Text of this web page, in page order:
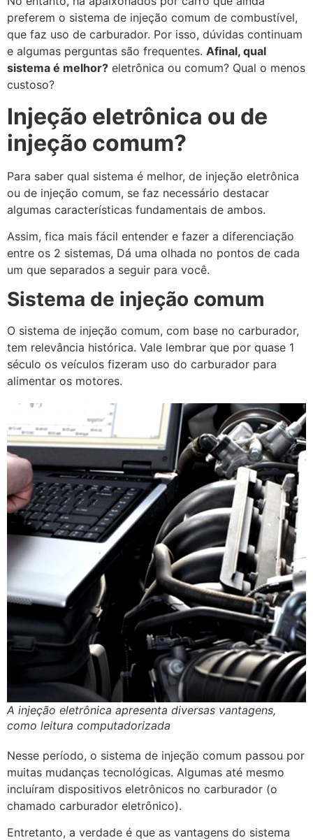
preferem o sistema de injeção comum de combustível,
que faz uso de carburador. Por isso, dúvidas continuam
e algumas perguntas são frequentes. Afinal, qual
sistema é melhor? eletrônica ou comum? Qual o menos
custoso?
Injeção eletrônica ou de
injeção comum?
Para saber qual sistema é melhor, de injeção eletrônica
ou de injeção comum, se faz necessário destacar
algumas características fundamentais de ambos.
Assim, fica mais fácil entender e fazer a diferenciação
entre os 2 sistemas, Dá uma olhada no pontos de cada
um que separados a seguir para você.
Sistema de injeção comum
O sistema de injeção comum, com base no carburador,
tem relevância histórica. Vale lembrar que por quase 1
século os veículos fizeram uso do carburador para
alimentar os motores.
A injeção eletrônica apresenta diversas vantagens,
como leitura computadorizada
Nesse período, o sistema de injeção comum passou por
muitas mudanças tecnológicas. Algumas até mesmo
incluíram dispositivos eletrônicos no carburador (o
chamado carburador eletrônico).
Entretanto, a verdade é que as vantagens do sistema